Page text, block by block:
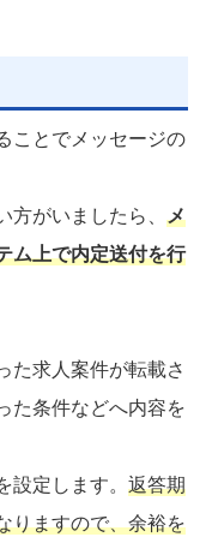
ことでメッセージの
がいましたら、 メ
ム上で内定送付を行
た求人案件が転載さ
た条件などへ内容を
定します。 返答期
りますので、余裕を